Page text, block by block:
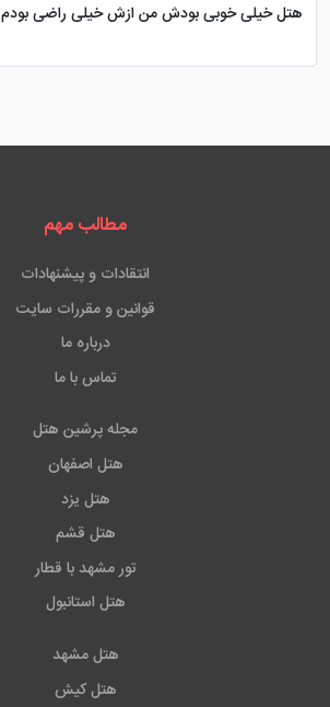
هتل خیلی خوبی بودش من ازش خیلی راضی بودم
مطالب مهم
انتقادات و پیشنهادات
قوانین و مقررات سایت
درباره ما
تماس با ما
مجله پرشین هتل
هتل اصفهان
هتل یزد
هتل قشم
تور مشهد با قطار
هتل استانبول
هتل مشهد
هتل کیش